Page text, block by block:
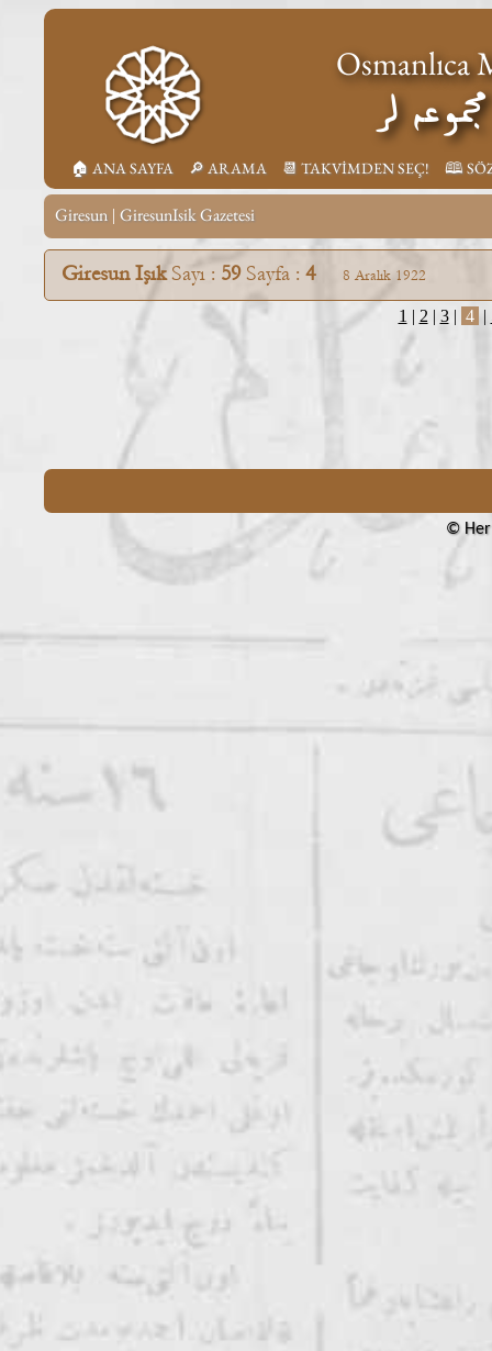
Osmanlıca
لر
🏠︎ ANA SAYFA 🔎︎ ARAMA 📆︎ TAKVİMDEN SEÇ! 🕮
Giresun | GiresunIsik Gazetesi
Giresun IşıkSayı : 59Sayfa : 4 8 Aralık 1922
1 | 2 | 3| 4 |
© Her